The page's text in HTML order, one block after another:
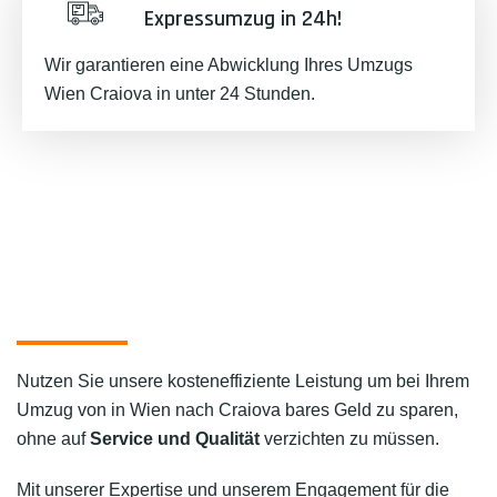
Expressumzug in 24h!
Wir garantieren eine Abwicklung Ihres Umzugs
Wien Craiova in unter 24 Stunden.
Nutzen Sie unsere kosteneffiziente Leistung um bei Ihrem
Umzug von in Wien nach Craiova bares Geld zu sparen,
ohne aufService und Qualität verzichten zu müssen.
Mit unserer Expertise und unserem Engagement für die